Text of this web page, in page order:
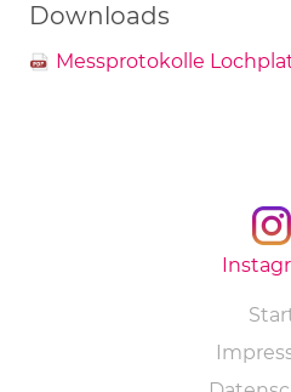
Downloads
Messprotokolle